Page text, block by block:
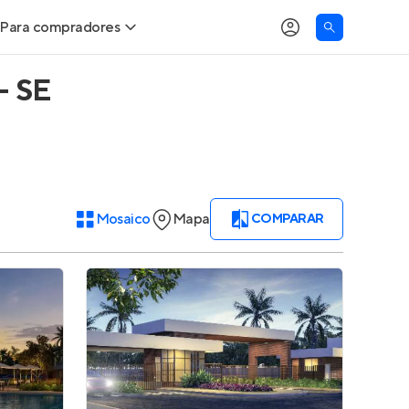
Entrar no Apto
Para compradores
Buscar um imóvel novo
Correção do INCC
Simulador de Financiamento
Encontre um corretor
Entrar no Apto
SE
Mosaico Mapa COMPARAR